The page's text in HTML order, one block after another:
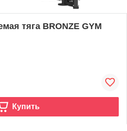
тяга BRONZE GYM
Купить